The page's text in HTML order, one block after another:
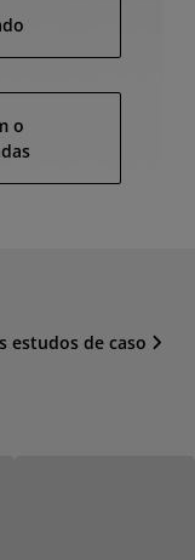
o
estudos de caso